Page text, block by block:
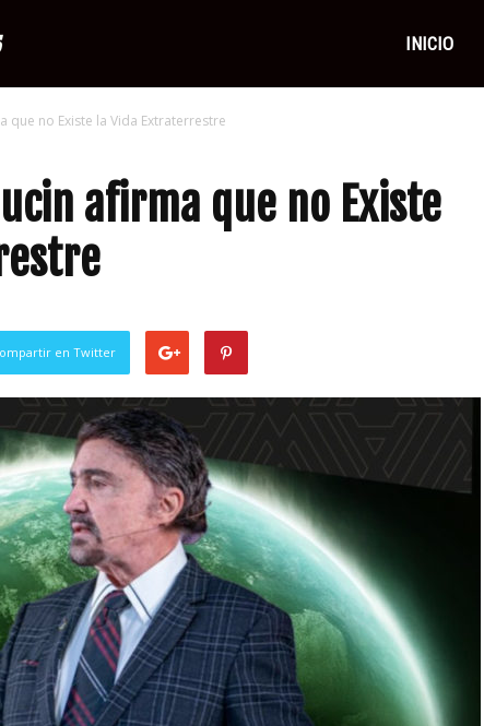
Proféticas
INICIO
que no Existe la Vida Extraterrestre
afirma que no Existe
en Twitter